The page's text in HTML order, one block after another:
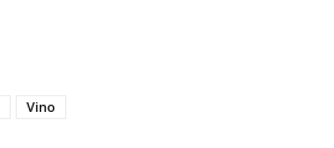
Vino